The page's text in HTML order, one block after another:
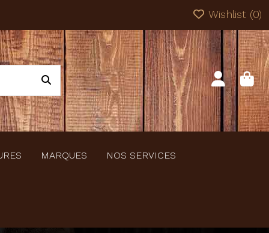
Wishlist (0)
MARQUES NOS SERVICES